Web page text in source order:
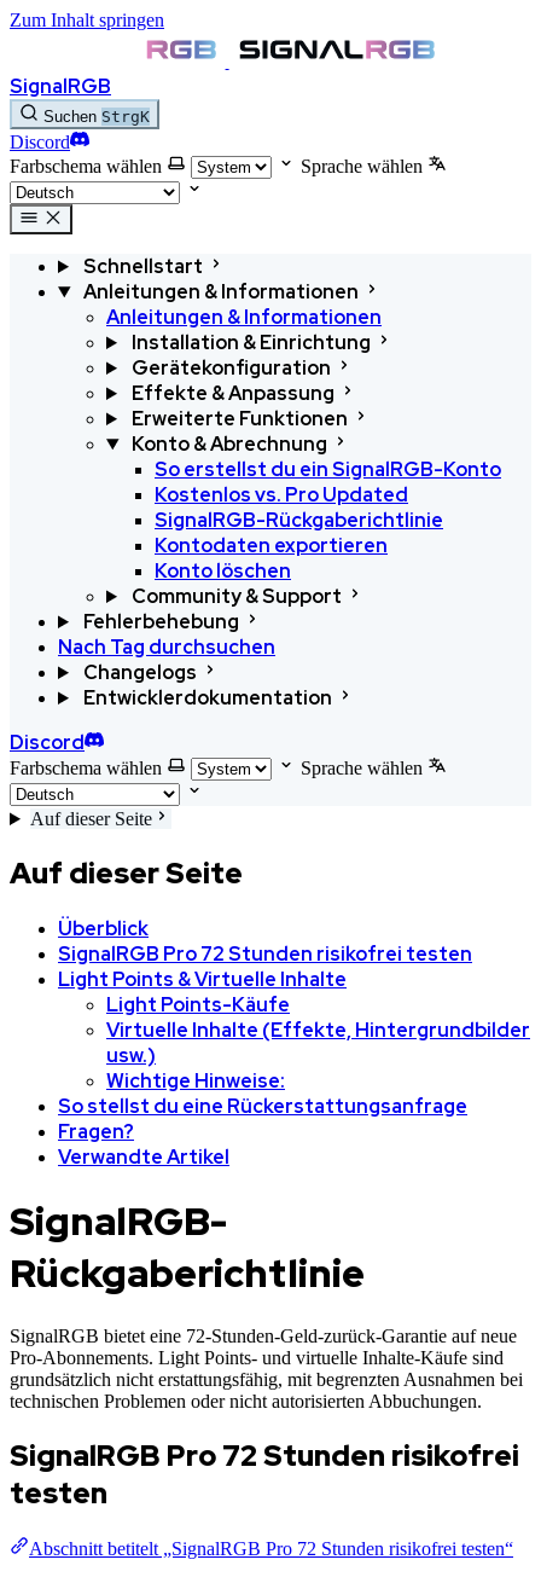
Zum Inhalt springen
SignalRGB
Suchen StrgK
Discord
Farbschema wählen
Sprache wählen
Schnellstart
Anleitungen & Informationen
Anleitungen & Informationen
Installation & Einrichtung
Gerätekonfiguration
Effekte & Anpassung
Erweiterte Funktionen
Konto & Abrechnung
So erstellst du ein SignalRGB-Konto
Kostenlos vs. ProUpdated
SignalRGB-Rückgaberichtlinie
Kontodaten exportieren
Konto löschen
Community & Support
Fehlerbehebung
Nach Tag durchsuchen
Changelogs
Entwicklerdokumentation
Discord
Farbschema wählen Sprache wählen
Auf dieser Seite
Auf dieser Seite
Überblick
SignalRGB Pro 72 Stunden risikofrei testen
Light Points & Virtuelle Inhalte
Light Points-Käufe
Virtuelle Inhalte (Effekte, Hintergrundbilder
usw.)
Wichtige Hinweise:
So stellst du eine Rückerstattungsanfrage
Fragen?
Verwandte Artikel
SignalRGB-
Rückgaberichtlinie
SignalRGB bietet eine 72-Stunden-Geld-zurück-Garantie auf neue
Pro-Abonnements. Light Points- und virtuelle Inhalte-Käufe sind
grundsätzlich nicht erstattungsfähig, mit begrenzten Ausnahmen bei
technischen Problemen oder nicht autorisierten Abbuchungen.
SignalRGB Pro 72 Stunden risikofrei
testen
Abschnitt betitelt „SignalRGB Pro 72 Stunden risikofrei testen“